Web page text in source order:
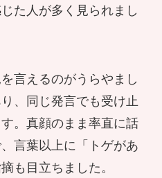
た人が多く見られまし
言えるのがうらやまし
、同じ発言でも受け止
。真顔のまま率直に話
言葉以上に「トゲがあ
も目立ちました。